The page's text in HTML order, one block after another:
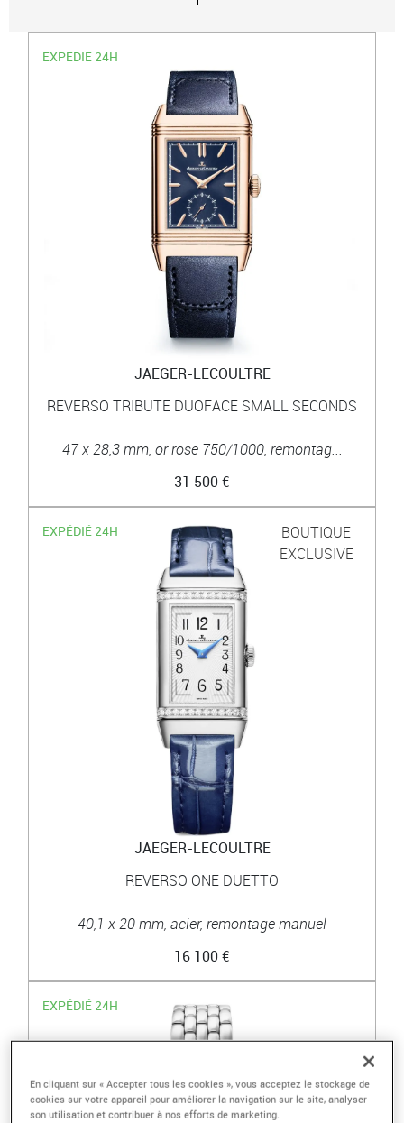
EXPÉDIÉ 24H
JAEGER-LECOULTRE
REVERSO TRIBUTE DUOFACE SMALL SECONDS
47 x 28,3 mm, or rose 750/1000, remontag...
31 500 €
EXPÉDIÉ 24H
BOUTIQUE
EXCLUSIVE
JAEGER-LECOULTRE
REVERSO ONE DUETTO
40,1 x 20 mm, acier, remontage manuel
16 100 €
EXPÉDIÉ 24H
En cliquant sur « Accepter tous les cookies », vous acceptez le stockage de
cookies sur votre appareil pour améliorer la navigation sur le site, analyser
son utilisation et contribuer à nos efforts de marketing.